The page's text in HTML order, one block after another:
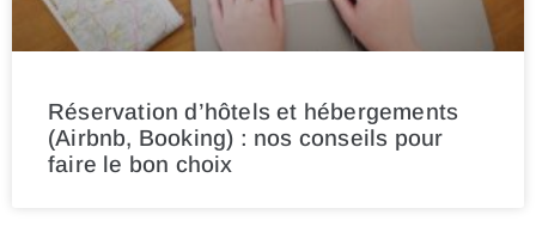
Réservation d’hôtels et hébergements
(Airbnb, Booking) : nos conseils pour
faire le bon choix